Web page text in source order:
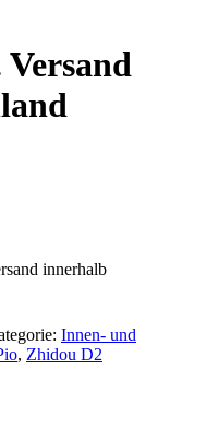
innerhalb
Innen- und
, Zhidou D2